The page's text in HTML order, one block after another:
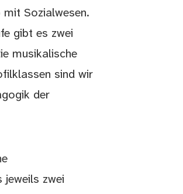
Sozialwesen.
gibt es zwei
musikalische
sind wir
der
zwei